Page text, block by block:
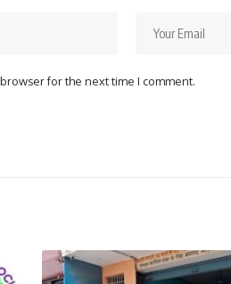
for the next time I comment.